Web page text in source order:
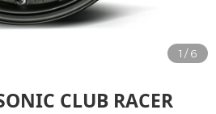
CLUB RACER